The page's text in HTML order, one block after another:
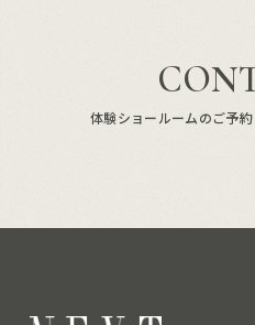
体験ショールームのご予